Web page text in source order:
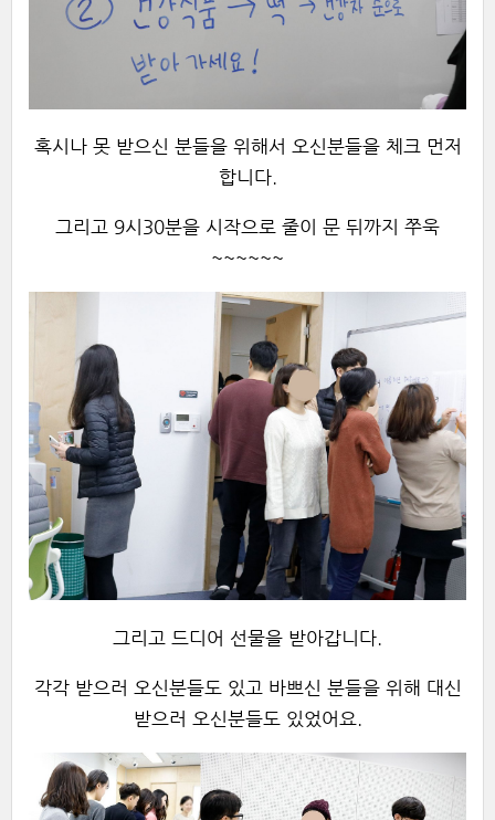
혹시나 못 받으신 분들을 위해서 오신분들을 체크 먼저
합니다.
그리고 9시30분을 시작으로 줄이 문 뒤까지 쭈욱
~~~~~~
그리고 드디어 선물을 받아갑니다.
각각 받으러 오신분들도 있고 바쁘신 분들을 위해 대신
받으러 오신분들도 있었어요.